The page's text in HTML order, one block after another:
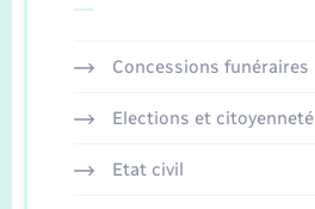
Concessions funéraires
Elections et citoyenneté
Etat civil